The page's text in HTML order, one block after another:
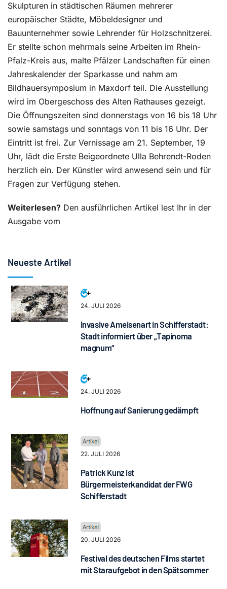
Skulpturen in städtischen Räumen mehrerer
europäischer Städte, Möbeldesigner und
Bauunternehmer sowie Lehrender für Holzschnitzerei.
Er stellte schon mehrmals seine Arbeiten im Rhein-
Pfalz-Kreis aus, malte Pfälzer Landschaften für einen
Jahreskalender der Sparkasse und nahm am
Bildhauersymposium in Maxdorf teil. Die Ausstellung
wird im Obergeschoss des Alten Rathauses gezeigt.
Die Öffnungszeiten sind donnerstags von 16 bis 18 Uhr
sowie samstags und sonntags von 11 bis 16 Uhr. Der
Eintritt ist frei. Zur Vernissage am 21. September, 19
Uhr, lädt die Erste Beigeordnete Ulla Behrendt-Roden
herzlich ein. Der Künstler wird anwesend sein und für
Fragen zur Verfügung stehen.
Weiterlesen? Den ausführlichen Artikel lest Ihr in der
Ausgabe vom
Neueste Artikel
24. JULI 2026
Invasive Ameisenart in Schifferstadt:
Stadt informiert über „Tapinoma
magnum“
24. JULI 2026
Hoffnung auf Sanierung gedämpft
22. JULI 2026
Patrick Kunz ist
Bürgermeisterkandidat der FWG
Schifferstadt
20. JULI 2026
Festival des deutschen Films startet
mit Staraufgebot in den Spätsommer